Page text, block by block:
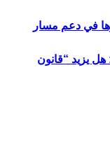
يزيد “قانون
في دعم مسار